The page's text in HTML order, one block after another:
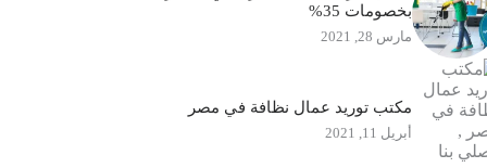
بخصومات 35%
مارس 28, 2021
مكتب توريد عمال نظافة في مصر
أبريل 11, 2021